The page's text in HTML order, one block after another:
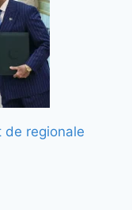
de regionale